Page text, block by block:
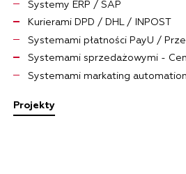
Systemy ERP / SAP
Kurierami DPD / DHL / INPOST
Systemami płatności PayU /
Systemami sprzedażowymi -
Systemami markating
Projekty